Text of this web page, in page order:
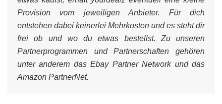
Provision vom jeweiligen Anbieter. Für dich
entstehen dabei keinerlei Mehrkosten und es steht dir
frei ob und wo du etwas bestellst. Zu unseren
Partnerprogrammen und Partnerschaften gehören
unter anderem das Ebay Partner Network und das
Amazon PartnerNet.